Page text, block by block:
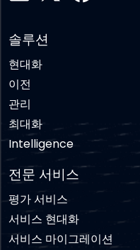
솔루션
현대화
이전
관리
최대화
Intelligence
전문 서비스
평가 서비스
서비스 현대화
서비스 마이그레이션